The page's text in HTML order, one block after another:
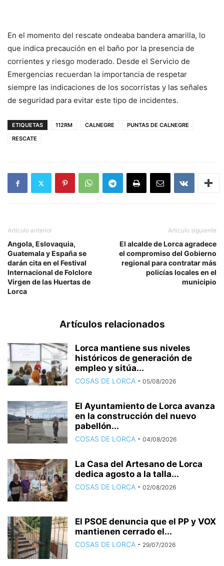
En el momento del rescate ondeaba bandera amarilla, lo
que indica precaución en el baño por la presencia de
corrientes y riesgo moderado. Desde el Servicio de
Emergencias recuerdan la importancia de respetar
siempre las indicaciones de los socorristas y las señales
de seguridad para evitar este tipo de incidentes.
ETIQUETAS 112RM CALNEGRE
PUNTAS DE CALNEGRE
RESCATE
Artículo anterior
Angola, Eslovaquia,
Guatemala y España se
darán cita en el Festival
Internacional de Folclore
Virgen de las Huertas de
Lorca
Artículo siguiente
El alcalde de Lorca agradece
el compromiso del Gobierno
regional para contratar más
policías locales en el
municipio
Artículos relacionados
Lorca mantiene sus niveles
históricos de generación de
empleo y sitúa...
COSAS DE LORCA - 05/08/2026
El Ayuntamiento de Lorca avanza
en la construcción del nuevo
pabellón...
COSAS DE LORCA - 04/08/2026
La Casa del Artesano de Lorca
dedica agosto a la talla...
COSAS DE LORCA - 02/08/2026
El PSOE denuncia que el PP y VOX
mantienen cerrado el...
COSAS DE LORCA - 29/07/2026